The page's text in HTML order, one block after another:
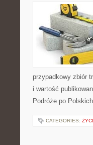
przypadkowy zbiór
i wartość
Podróże po
CATEGORIES: